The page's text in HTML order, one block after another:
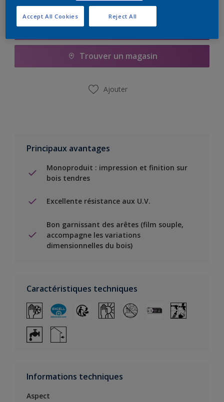
Ajouter à la liste d’achats
Trouver un magasin
Ajouter
Principaux avantages
Monoproduit : impression et finition sur
bois tendres
Excellente résistance aux U.V.
Bon garnissant des arêtes (film souple,
accompagne les variations
dimensionnelles du bois)
Caractéristiques techniques
Informations techniques
Aspect
Reject All
Accept All Cookies